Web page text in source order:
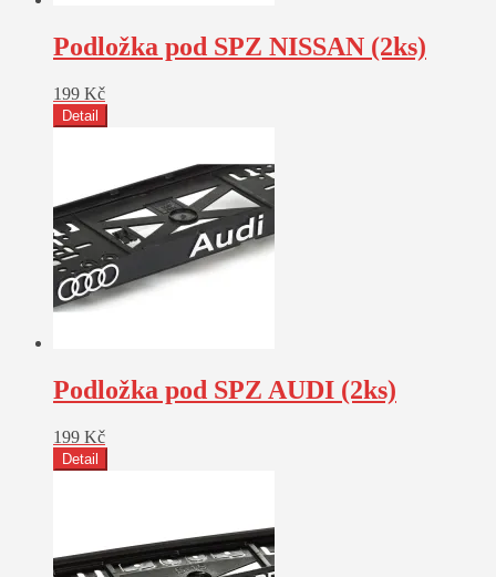
Podložka pod SPZ NISSAN (2ks)
199 Kč
Detail
Podložka pod SPZ AUDI (2ks)
199 Kč
Detail